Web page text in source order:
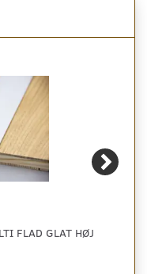
FLAD GLAT HØJ